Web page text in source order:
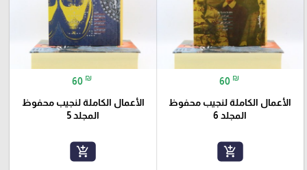
60 ₪
الأعمال الكاملة لنجيب محفوظ
المجلد 6
add_shopping_cart
60 ₪
الأعمال الكاملة لنجيب محفوظ
المجلد 5
add_shopping_cart